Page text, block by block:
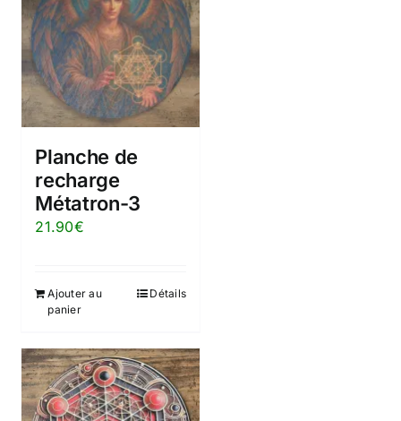
Planche de
recharge
Métatron-3
21.90€
Ajouter au
panier
Détails